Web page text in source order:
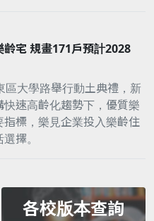
宅 規畫171戶預計2028
大學路舉行動土典禮，新
速高齡化趨勢下，優質樂
標，樂見企業投入樂齡住
擇。
各校版本查詢